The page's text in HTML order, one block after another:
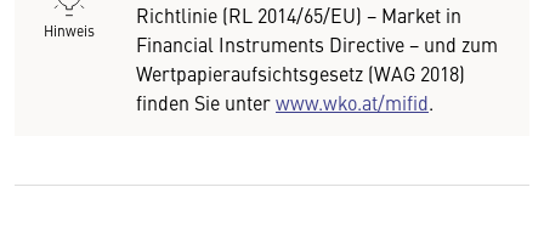
Hinweis
Richtlinie (RL 2014/65/EU) − Market in
Financial Instruments Directive − und zum
Wertpapieraufsichtsgesetz (WAG 2018)
finden Sie unterwww.wko.at/mifid.